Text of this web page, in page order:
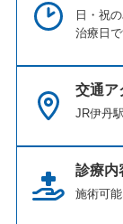
日・祝
治療日で
JR伊丹
交通ア
施術可
診療内